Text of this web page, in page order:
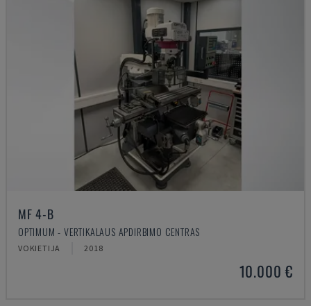
MF 4-B
OPTIMUM - VERTIKALAUS APDIRBIMO CENTRAS
VOKIETIJA 2018
10.000 €